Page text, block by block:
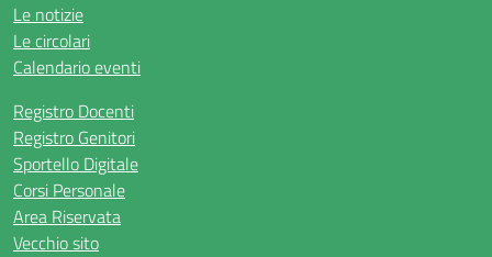
Le notizie
Le circolari
Calendario eventi
Registro Docenti
Registro Genitori
Sportello Digitale
Corsi Personale
Area Riservata
Vecchio sito